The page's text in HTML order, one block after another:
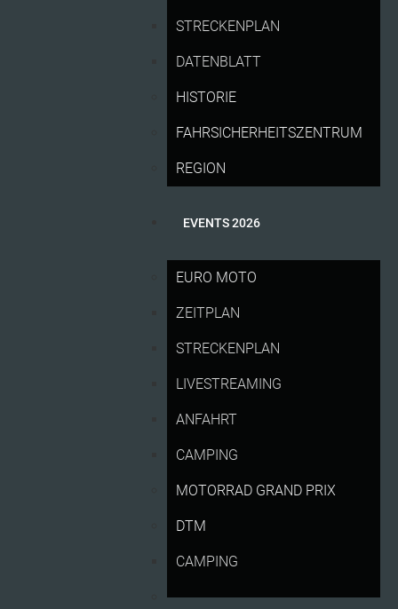
STRECKENPLAN
DATENBLATT
HISTORIE
FAHRSICHERHEITSZENTRUM
REGION
EVENTS 2026
EURO MOTO
ZEITPLAN
STRECKENPLAN
LIVESTREAMING
ANFAHRT
CAMPING
MOTORRAD GRAND PRIX
DTM
CAMPING
Sonntag, 12 Juli 2026 14:59